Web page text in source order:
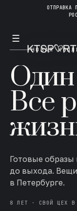
ОТПРАВКА
☰
НОВАЯ
Все
Готовые образы
до выхода.
в Петербурге.
8 ЛЕТ · СВОЙ ЦЕХ В